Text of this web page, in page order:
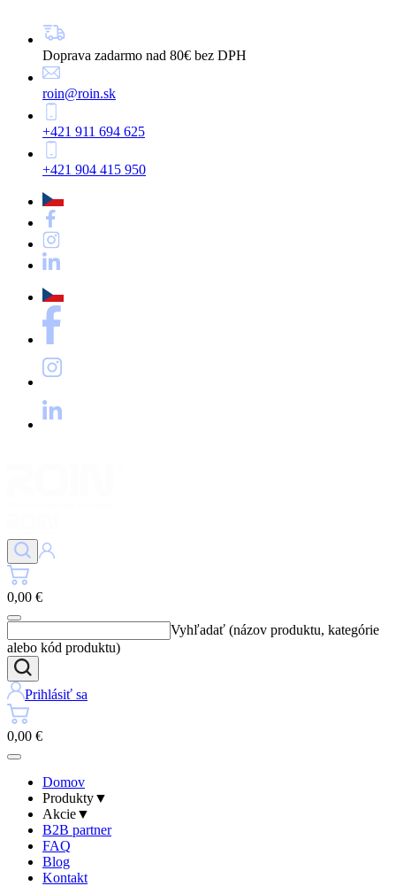
Doprava zadarmo nad 80€ bez DPH
roin@roin.sk
+421 911 694 625
+421 904 415 950
0,00 €
Vyhľadať (názov produktu, kategórie
alebo kód produktu)
Prihlásiť sa
0,00 €
Domov
Produkty▼
Akcie▼
B2B partner
FAQ
Blog
Kontakt